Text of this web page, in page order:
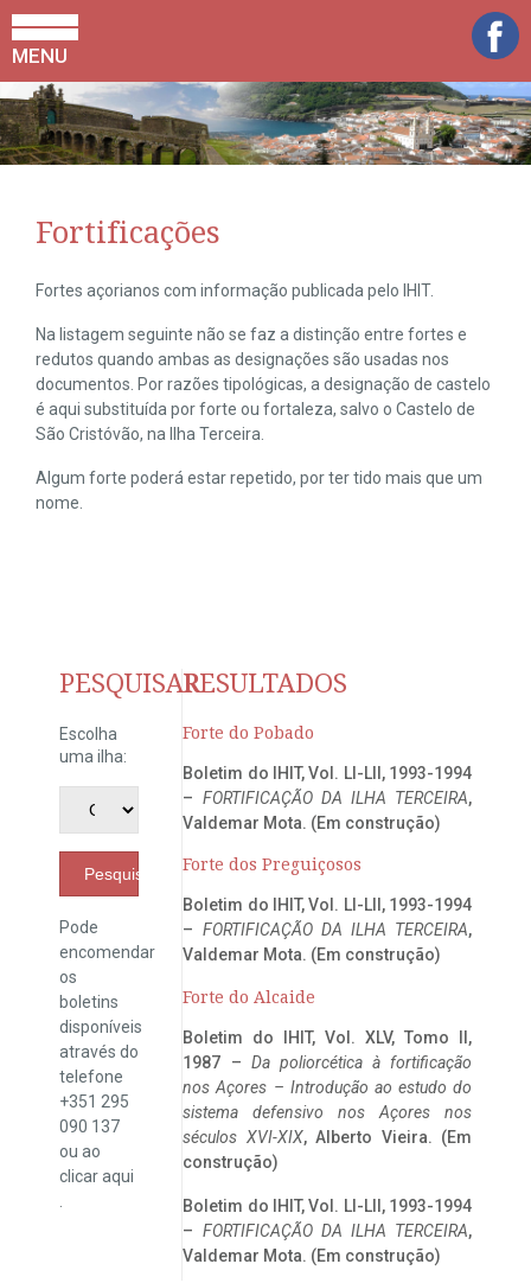
MENU
Fortificações
Fortes açorianos com informação publicada pelo IHIT.
Na listagem seguinte não se faz a distinção entre fortes e
redutos quando ambas as designações são usadas nos
documentos. Por razões tipológicas, a designação de castelo
é aqui substituída por forte ou fortaleza, salvo o Castelo de
São Cristóvão, na Ilha Terceira.
Algum forte poderá estar repetido, por ter tido mais que um
nome.
PESQUISAR
Escolha
uma ilha:
Pesquisar
Pode
encomendar
os
boletins
disponíveis
através do
telefone
+351 295
090 137
ou ao
clicaraqui
RESULTADOS
Forte do Pobado
Boletim do IHIT, Vol. LI-LII, 1993-1994
– FORTIFICAÇÃO DA ILHA TERCEIRA,
Valdemar Mota. (Em construção)
Forte dos Preguiçosos
Boletim do IHIT, Vol. LI-LII, 1993-1994
– FORTIFICAÇÃO DA ILHA TERCEIRA,
Valdemar Mota. (Em construção)
Forte do Alcaide
Boletim do IHIT, Vol. XLV, Tomo II,
1987 – Da poliorcética à fortificação
nos Açores – Introdução ao estudo do
sistema defensivo nos Açores nos
séculos XVI-XIX, Alberto Vieira. (Em
construção)
Boletim do IHIT, Vol. LI-LII, 1993-1994
– FORTIFICAÇÃO DA ILHA TERCEIRA,
Valdemar Mota. (Em construção)